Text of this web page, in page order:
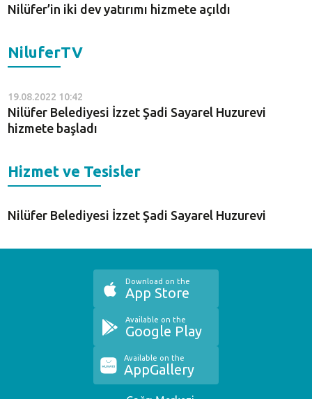
Nilüfer’in iki dev yatırımı hizmete açıldı
NiluferTV
19.08.2022 10:42
Nilüfer Belediyesi İzzet Şadi Sayarel Huzurevi
hizmete başladı
Hizmet ve Tesisler
Nilüfer Belediyesi İzzet Şadi Sayarel Huzurevi
Download on the
App Store
Available on the
Google Play
Available on the
AppGallery